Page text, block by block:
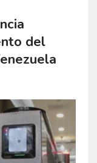
del